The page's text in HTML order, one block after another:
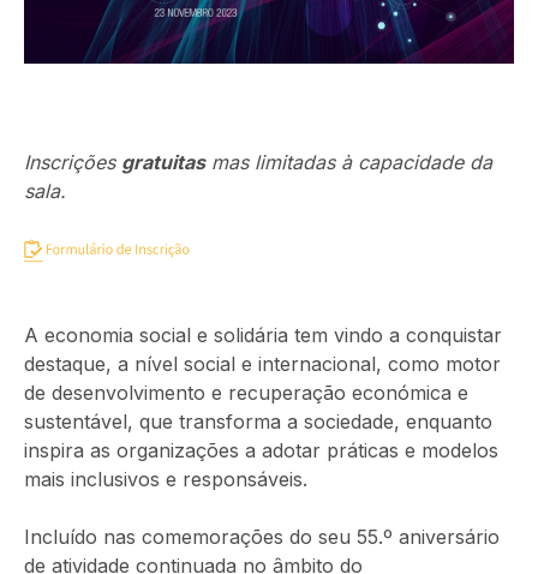
Inscrições gratuitasmas limitadas à capacidade da
sala.
A economia social e solidária tem vindo a conquistar
destaque, a nível social e internacional, como motor
de desenvolvimento e recuperação económica e
sustentável, que transforma a sociedade, enquanto
inspira as organizações a adotar práticas e modelos
mais inclusivos e responsáveis.
Incluído nas comemorações do seu 55.º aniversário
de atividade continuada no âmbito do